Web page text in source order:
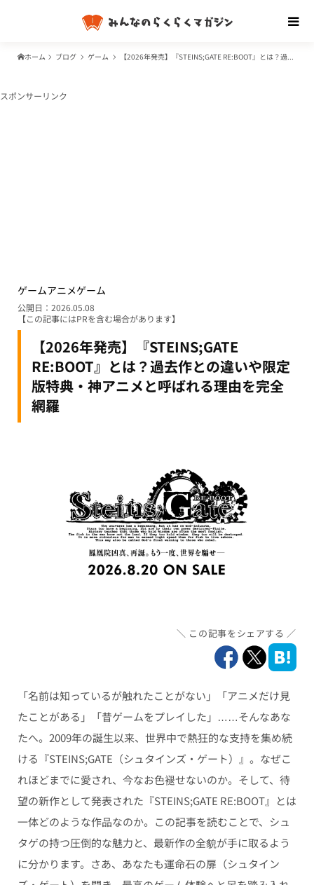
ホーム ブログ ゲーム 【2026年発売】『STEINS;GATE RE:BOOT』とは？過去作との違いや限定版特典・神アニメと呼ばれる理由を完全網羅
スポンサーリンク
ゲームアニメゲーム
【2026年発売】『STEINS;GATE
RE:BOOT』とは？過去作との違いや限定
版特典・神アニメと呼ばれる理由を完全
網羅
公開日：2026.05.08
【この記事にはPRを含む場合があります】
この記事をシェアする
「名前は知っているが触れたことがない」「アニメだけ見
たことがある」「昔ゲームをプレイした」……そんなあな
たへ。2009年の誕生以来、世界中で熱狂的な支持を集め続
ける『STEINS;GATE（シュタインズ・ゲート）』。なぜこ
れほどまでに愛され、今なお色褪せないのか。そして、待
望の新作として発表された『STEINS;GATE RE:BOOT』とは
一体どのような作品なのか。この記事を読むことで、シュ
タゲの持つ圧倒的な魅力と、最新作の全貌が手に取るよう
に分かります。さあ、あなたも運命石の扉（シュタイン